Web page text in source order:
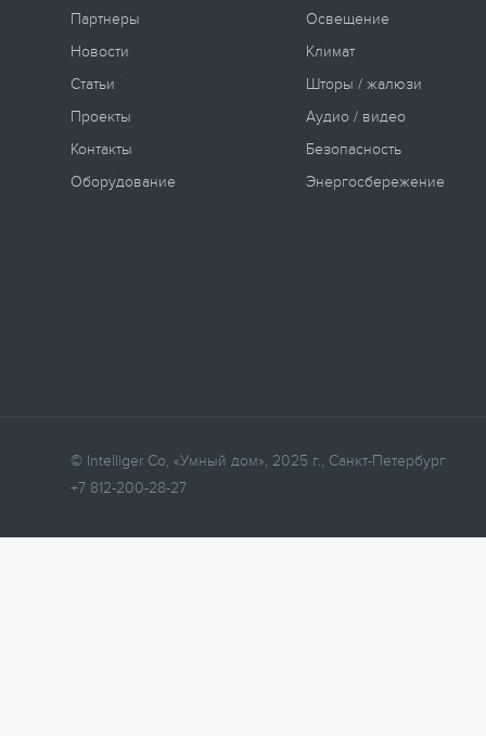
Партнеры
Новости
Статьи
Проекты
Контакты
Оборудование
Освещение
Климат
Шторы / жалюзи
Аудио / видео
Безопасность
Энергосбережение
© Intelliger Co, «Умный дом», 2025 г., Санкт-Петербург
+7 812-200-28-27